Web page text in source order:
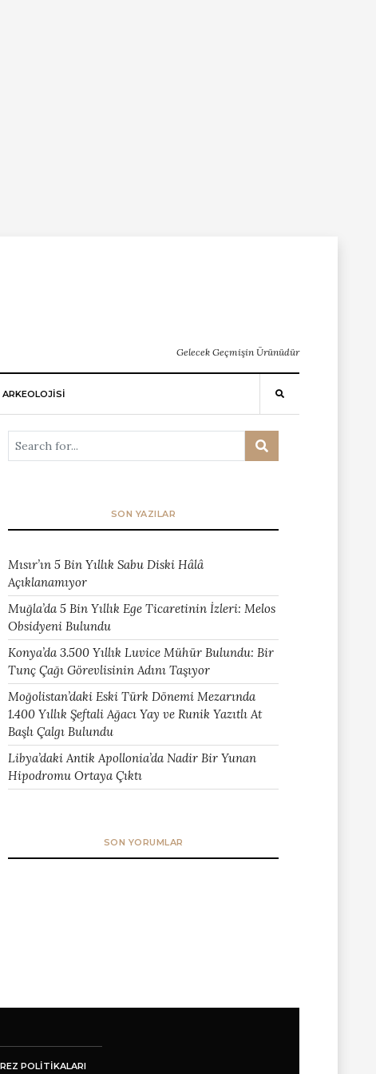
Gelecek Geçmişin Ürünüdür
ARKEOLOJİSİ
SON YAZILAR
Mısır’ın 5 Bin Yıllık Sabu Diski Hâlâ
Açıklanamıyor
Muğla’da 5 Bin Yıllık Ege Ticaretinin İzleri: Melos
Obsidyeni Bulundu
Konya’da 3.500 Yıllık Luvice Mühür Bulundu: Bir
Tunç Çağı Görevlisinin Adını Taşıyor
Moğolistan’daki Eski Türk Dönemi Mezarında
1.400 Yıllık Şeftali Ağacı Yay ve Runik Yazıtlı At
Başlı Çalgı Bulundu
Libya’daki Antik Apollonia’da Nadir Bir Yunan
Hipodromu Ortaya Çıktı
SON YORUMLAR
POLITIKALARI